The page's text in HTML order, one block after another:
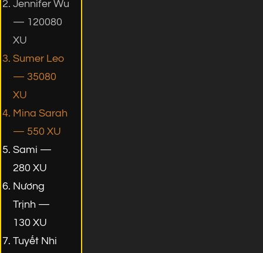
Jennifer Wu
— 120080
XU
Sumer Leo
— 35080
XU
Mina Sarah
— 550 XU
Sami —
280 XU
Nương
Trịnh —
130 XU
Tuyết Nhi